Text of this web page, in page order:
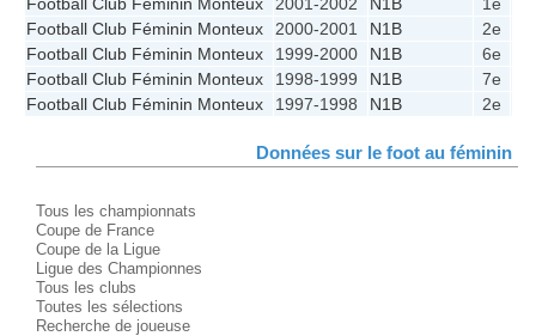
Football Club Féminin Monteux
2000-2001 N1B 2e
Football Club Féminin Monteux
1999-2000 N1B 6e
Football Club Féminin Monteux
1998-1999 N1B 7e
Football Club Féminin Monteux
1997-1998 N1B 2e
Données sur le foot au féminin
Tous les championnats
Coupe de France
Coupe de la Ligue
Ligue des Championnes
Tous les clubs
Toutes les sélections
Recherche de joueuse